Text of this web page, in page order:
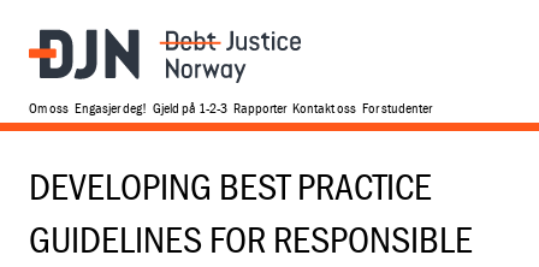
Om oss Engasjer deg! Gjeld på 1-2-3 Rapporter Kontakt oss For studenter
DEVELOPING BEST PRACTICE
GUIDELINES FOR RESPONSIBLE